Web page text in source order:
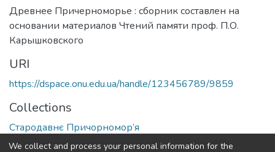
Древнее Причерноморье : сборник составлен на
основании материалов Чтений памяти проф. П.О.
Карышковского
URI
https://dspace.onu.edu.ua/handle/123456789/9859
Collections
Стародавнє Причорномор’я
We collect and process your personal information for the